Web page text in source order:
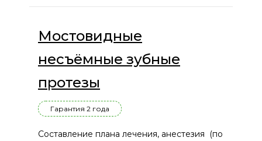
Мостовидные
несъёмные зубные
протезы
Гарантия 2 года
Составление плана лечения, анестезия (по